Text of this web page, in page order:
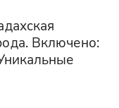
Включено: